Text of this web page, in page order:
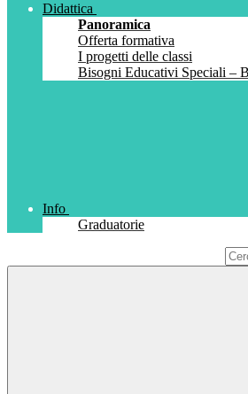
Didattica
Panoramica
Offerta formativa
I progetti delle classi
Bisogni Educativi Speciali –
Info
Graduatorie